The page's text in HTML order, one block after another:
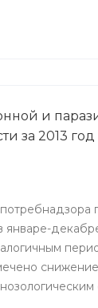
и
за 2013 год
январе-